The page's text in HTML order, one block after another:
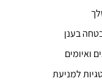
ואיומים
למניעת